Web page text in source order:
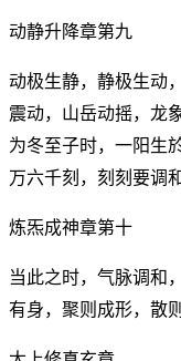
动静升降章第九
动极生静，静极生动
震动，山岳动摇，龙
为冬至子时，一阳生
万六千刻，刻刻要调
炼炁成神章第十
当此之时，气脉调和
有身，聚则成形，散